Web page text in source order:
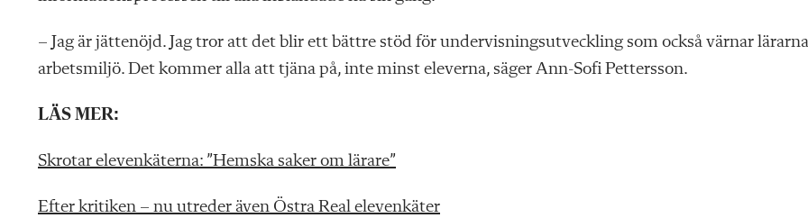
– Jag är jättenöjd. Jag tror att det blir ett bättre stöd för undervisningsutveckling som också värnar
arbetsmiljö. Det kommer alla att tjäna på, inte minst eleverna, säger Ann-Sofi Pettersson.
LÄS MER:
Skrotar elevenkäterna: ”Hemska saker om lärare”
Efter kritiken – nu utreder även Östra Real elevenkäter